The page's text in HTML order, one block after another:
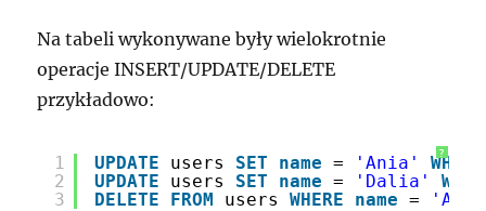
Na tabeli wykonywane były wielokrotnie
operacje INSERT/UPDATE/DELETE
przykładowo:
?
1
2
3
UPDATE users SET name = 'Ania'
WHERE
UPDATE
users SET name = 'Dalia'
DELETE
FROM users WHERE name =